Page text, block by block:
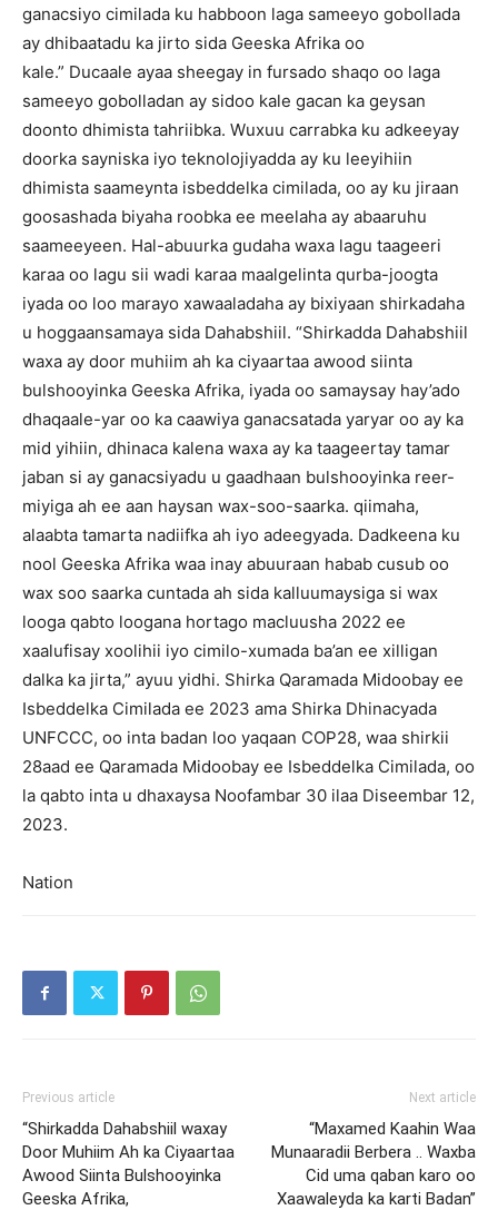
ganacsiyo cimilada ku habboon laga sameeyo gobollada
ay dhibaatadu ka jirto sida Geeska Afrika oo
kale.” Ducaale ayaa sheegay in fursado shaqo oo laga
sameeyo gobolladan ay sidoo kale gacan ka geysan
doonto dhimista tahriibka. Wuxuu carrabka ku adkeeyay
doorka sayniska iyo teknolojiyadda ay ku leeyihiin
dhimista saameynta isbeddelka cimilada, oo ay ku jiraan
goosashada biyaha roobka ee meelaha ay abaaruhu
saameeyeen. Hal-abuurka gudaha waxa lagu taageeri
karaa oo lagu sii wadi karaa maalgelinta qurba-joogta
iyada oo loo marayo xawaaladaha ay bixiyaan shirkadaha
u hoggaansamaya sida Dahabshiil. “Shirkadda Dahabshiil
waxa ay door muhiim ah ka ciyaartaa awood siinta
bulshooyinka Geeska Afrika, iyada oo samaysay hay’ado
dhaqaale-yar oo ka caawiya ganacsatada yaryar oo ay ka
mid yihiin, dhinaca kalena waxa ay ka taageertay tamar
jaban si ay ganacsiyadu u gaadhaan bulshooyinka reer-
miyiga ah ee aan haysan wax-soo-saarka. qiimaha,
alaabta tamarta nadiifka ah iyo adeegyada. Dadkeena ku
nool Geeska Afrika waa inay abuuraan habab cusub oo
wax soo saarka cuntada ah sida kalluumaysiga si wax
looga qabto loogana hortago macluusha 2022 ee
xaalufisay xoolihii iyo cimilo-xumada ba’an ee xilligan
dalka ka jirta,” ayuu yidhi. Shirka Qaramada Midoobay ee
Isbeddelka Cimilada ee 2023 ama Shirka Dhinacyada
UNFCCC, oo inta badan loo yaqaan COP28, waa shirkii
28aad ee Qaramada Midoobay ee Isbeddelka Cimilada, oo
la qabto inta u dhaxaysa Noofambar 30 ilaa Diseembar 12,
2023.
Nation
Previous article
“Shirkadda Dahabshiil waxay
Door Muhiim Ah ka Ciyaartaa
Awood Siinta Bulshooyinka
Geeska Afrika,
Next article
“Maxamed Kaahin Waa
Munaaradii Berbera .. Waxba
Cid uma qaban karo oo
Xaawaleyda ka karti Badan”